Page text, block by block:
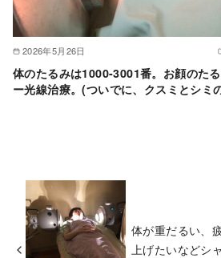
2026年5月26日
体のたるみは1000-3001番。お顔のた
ー光線治療。(ついでに、クスミとシミ
体が重だるい、
上げたいなどシ